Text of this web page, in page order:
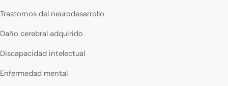
Trastornos del neurodesarrollo
Daño cerebral adquirido
Discapacidad intelectual
Enfermedad mental